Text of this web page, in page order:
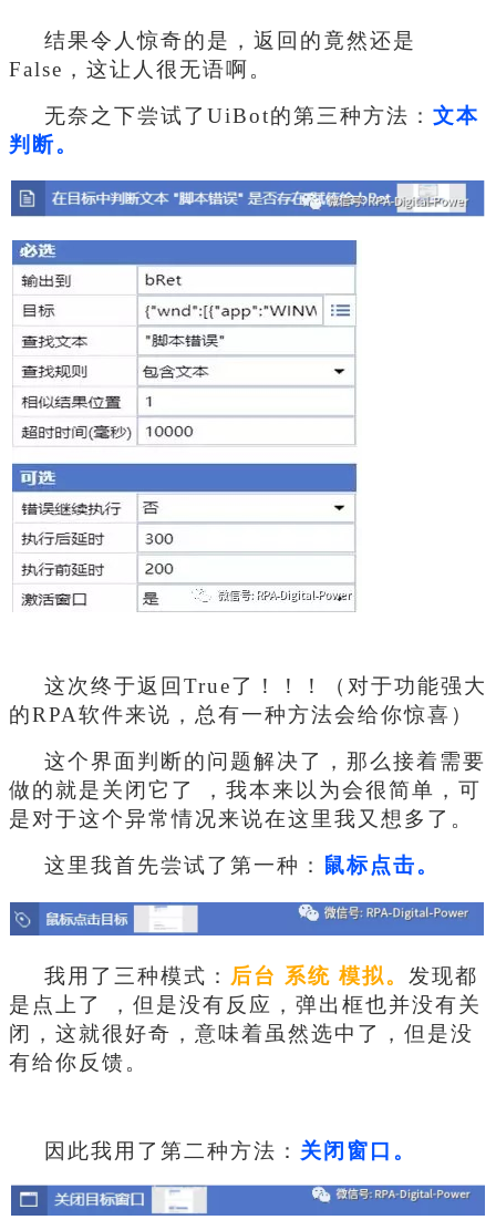
结果令人惊奇的是，返回的竟然还是
False，这让人很无语啊。
无奈之下尝试了UiBot的第三种方法： 文本
判断。
这次终于返回True了！！！（对于功能强大
的RPA软件来说，总有一种方法会给你惊喜）
这个界面判断的问题解决了，那么接着需要
做的就是关闭它了 ，我本来以为会很简单，可
是对于这个异常情况来说在这里我又想多了。
这里我首先尝试了第一种： 鼠标点击。
我用了三种模式： 后台 系统 模拟。 发现都
是点上了 ，但是没有反应，弹出框也并没有关
闭，这就很好奇，意味着虽然选中了，但是没
有给你反馈。
因此我用了第二种方法： 关闭窗口。